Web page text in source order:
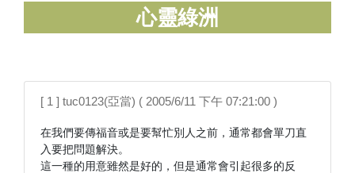
心靈綠洲
[ 1 ] tuc0123(亞當) ( 2005/6/11 下午 07:21:00 )
在我們要傳福音或是要幫忙別人之前，通常都會單刀直
入要把問題解決。
這一種的用意雖然是好的，但是通常會引起很多的反